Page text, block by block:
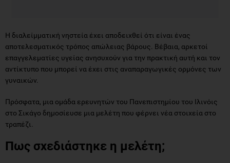
Η διαλείμματική νηστεία έχει αποδειχθεί ότι είναι ένας
αποτελεσματικός τρόπος απώλειας βάρους. Βέβαια, αρκετοί
επαγγελεματίες υγείας ανησυχούν για την πρακτική αυτή και τον
αντίκτυπο που μπορεί να έχει στις αναπαραγωγικές ορμόνες των
γυναικών.
Πρόσφατα, μια ομάδα ερευνητών του Πανεπιστημίου του Ιλινόις
στο Σικάγο δημοσίευσε μια μελέτη που φέρνει νέα στοιχεία στο
τραπέζι.
Πως σχεδιάστηκε η μελέτη;